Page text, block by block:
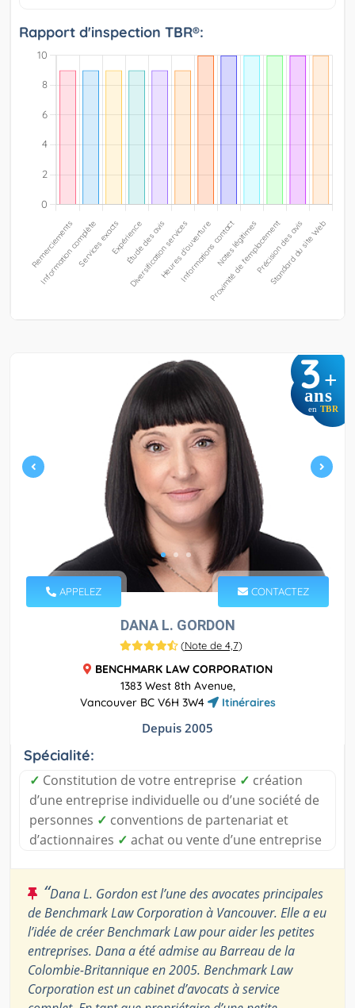
Rapport d'inspection TBR®:
3+
ans
en TBR
APPELEZ CONTACTEZ
DANA L. GORDON
(Note de 4,7)
BENCHMARK LAW CORPORATION
1383 West 8th Avenue,
Vancouver BC V6H 3W4
Itinéraires
Depuis 2005
Spécialité:
✓ Constitution de votre entreprise ✓ création
d’une entreprise individuelle ou d’une société de
personnes ✓ conventions de partenariat et
d’actionnaires ✓ achat ou vente d’une entreprise
“Dana L. Gordon est l’une des avocates principales
de Benchmark Law Corporation à Vancouver. Elle a eu
l’idée de créer Benchmark Law pour aider les petites
entreprises. Dana a été admise au Barreau de la
Colombie-Britannique en 2005. Benchmark Law
Corporation est un cabinet d’avocats à service